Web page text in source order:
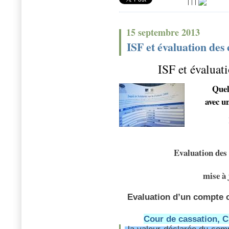
15 septembre 2013
ISF et évaluation
ISF et
avec
Evaluation des
mise à
Evaluation d’un
Cour de cassation,